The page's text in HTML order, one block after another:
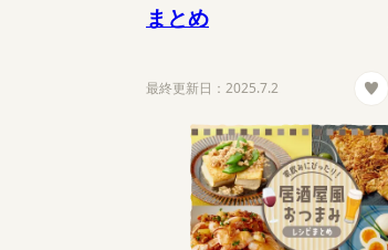
まとめ
最終更新日： 2025.7.2